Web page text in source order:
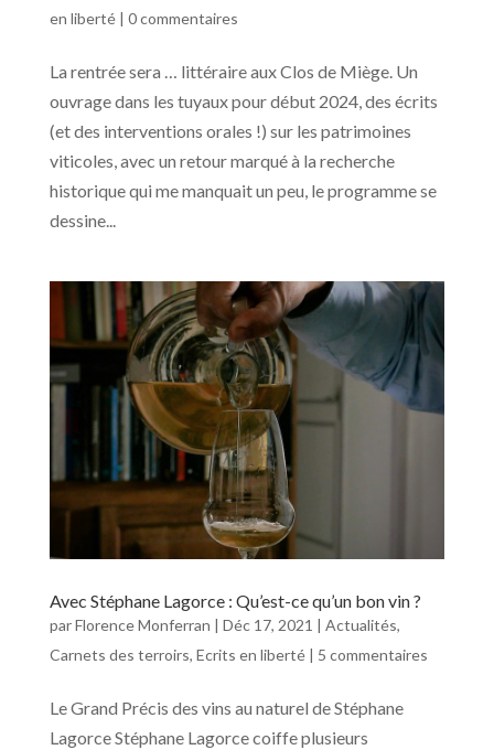
en liberté| 0 commentaires
La rentrée sera … littéraire aux Clos de Miège. Un
ouvrage dans les tuyaux pour début 2024, des écrits
(et des interventions orales !) sur les patrimoines
viticoles, avec un retour marqué à la recherche
historique qui me manquait un peu, le programme se
dessine...
Avec Stéphane Lagorce : Qu’est-ce qu’un bon vin ?
parFlorence Monferran Déc 17, 2021 Actualités,
Carnets des terroirs, Ecrits en liberté| 5 commentaires
Le Grand Précis des vins au naturel de Stéphane
Lagorce Stéphane Lagorce coiffe plusieurs